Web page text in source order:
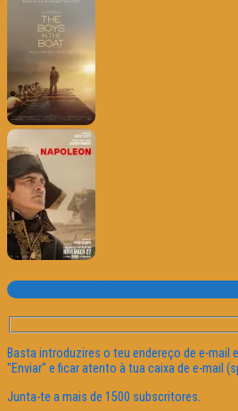
Subscrever o site
Basta introduzires o teu endereço de e-mail
"Enviar" e ficar atento à tua caixa de e-mail
Junta-te a mais de 1500 subscritores.